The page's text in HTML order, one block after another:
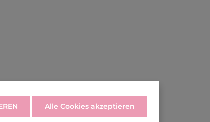
Alle Cookies akzeptieren